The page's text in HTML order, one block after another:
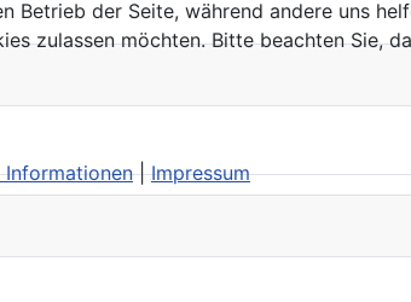
der Seite, während andere uns
zulassen möchten. Bitte beachten Sie,
Informationen|Impressum